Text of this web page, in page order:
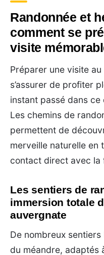
Randonnée et
comment se
visite
Préparer une visite au
s’assurer de profiter
instant passé dans
Les chemins de
permettent de
merveille naturelle en
contact direct avec la
Les sentiers de
immersion totale
auvergnate
De nombreux
du méandre, adaptés